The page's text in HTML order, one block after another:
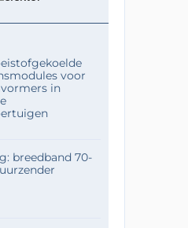
voor
in
breedband 70-